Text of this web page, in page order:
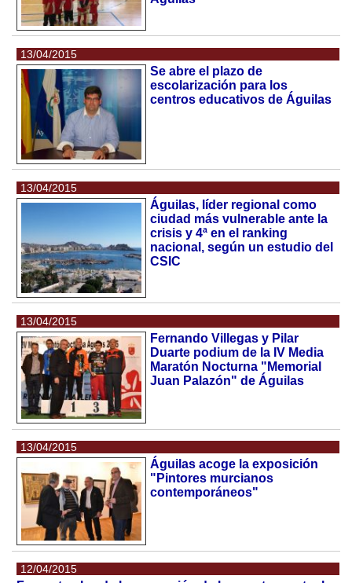
13/04/2015
Se abre el plazo de
escolarización para los
centros educativos de Águilas
13/04/2015
Águilas, líder regional como
ciudad más vulnerable ante la
crisis y 4ª en el ranking
nacional, según un estudio del
CSIC
13/04/2015
Fernando Villegas y Pilar
Duarte podium de la IV Media
Maratón Nocturna "Memorial
Juan Palazón" de Águilas
13/04/2015
Águilas acoge la exposición
"Pintores murcianos
contemporáneos"
12/04/2015